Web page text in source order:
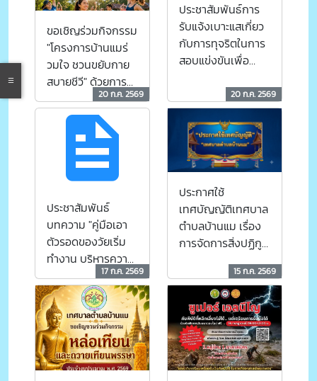
ขอเชิญร่วมกิจกรรม
"โครงการบ้านแมร่
วมใจ ชวนขยับกาย
สบายชีวี" ด้วยการ
ออกกำลังกายด้วย
การเต้นแอโรบิก
เพื่อส่งเสริมสุขภาพ
20 ก.ค. 2569
ประชาสัมพันธ์การ
รับแจ้งเบาะแสเกี่ยว
กับการทุจริตในการ
สอบแข่งขันเพื่อ
ข้าราชการหรือ
พนักงานส่วนท้อง
ถิ่น
20 ก.ค. 2569
ประชาสัมพันธ์
บทความ "คู่มือเอา
ตัวรอดของวัยเริ่ม
ทำงาน บริหารความ
เสี่ยงแบบมืออาชีพ
รู้ทันกลลวง ของ
อาชญากรทาง
ไซเบอร์"
17 ก.ค. 2569
ประกาศใช้
เทศบัญญัติเทศบาล
ตำบลบ้านแม เรื่อง
การจัดการสิ่งปฏิกูล
พ.ศ.2569
15 ก.ค. 2569